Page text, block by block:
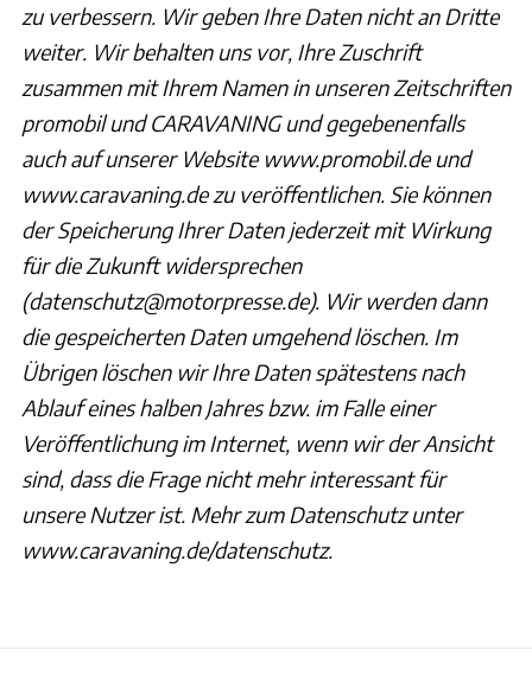
zu verbessern. Wir geben Ihre Daten nicht an Dritte
weiter. Wir behalten uns vor, Ihre Zuschrift
zusammen mit Ihrem Namen in unseren Zeitschriften
promobil und CARAVANING und gegebenenfalls
auch auf unserer Website www.promobil.de und
www.caravaning.de zu veröffentlichen. Sie können
der Speicherung Ihrer Daten jederzeit mit Wirkung
für die Zukunft widersprechen
(datenschutz@motorpresse.de). Wir werden dann
die gespeicherten Daten umgehend löschen. Im
Übrigen löschen wir Ihre Daten spätestens nach
Ablauf eines halben Jahres bzw. im Falle einer
Veröffentlichung im Internet, wenn wir der Ansicht
sind, dass die Frage nicht mehr interessant für
unsere Nutzer ist. Mehr zum Datenschutz unter
www.caravaning.de/datenschutz.